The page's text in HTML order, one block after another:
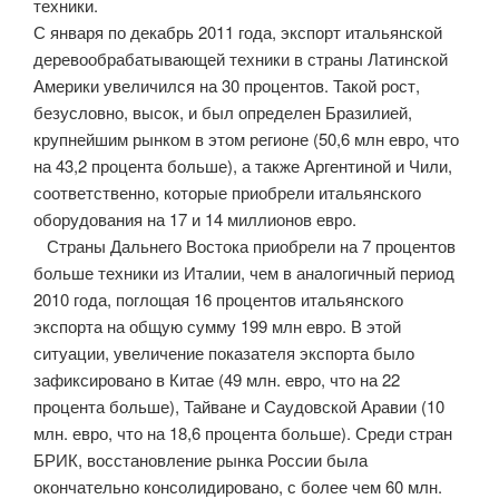
техники.
С января по декабрь 2011 года, экспорт итальянской
деревообрабатывающей техники в страны Латинской
Америки увеличился на 30 процентов. Такой рост,
безусловно, высок, и был определен Бразилией,
крупнейшим рынком в этом регионе (50,6 млн евро, что
на 43,2 процента больше), а также Аргентиной и Чили,
соответственно, которые приобрели итальянского
оборудования на 17 и 14 миллионов евро.
Страны Дальнего Востока приобрели на 7 процентов
больше техники из Италии, чем в аналогичный период
2010 года, поглощая 16 процентов итальянского
экспорта на общую сумму 199 млн евро. В этой
ситуации, увеличение показателя экспорта было
зафиксировано в Китае (49 млн. евро, что на 22
процента больше), Тайване и Саудовской Аравии (10
млн. евро, что на 18,6 процента больше). Среди стран
БРИК, восстановление рынка России была
окончательно консолидировано, с более чем 60 млн.